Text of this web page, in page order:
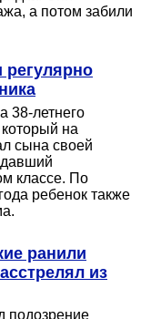
а потом забили
регулярно
38-летнего
на
сына своей
классе. По
ребенок также
ранили
из
подозрение